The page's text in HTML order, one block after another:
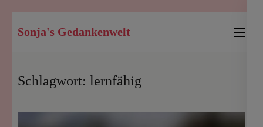
Inhalt
drücken)
Sonja's Gedankenwelt
Schlagwort: lernfähig